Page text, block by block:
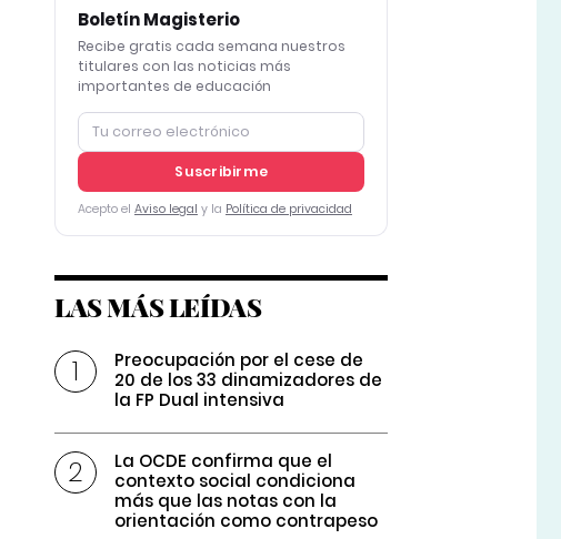
Boletín Magisterio
Recibe gratis cada semana nuestros
titulares con las noticias más
importantes de educación
Suscribirme
Acepto el Aviso legal y la Política de privacidad
LAS MÁS LEÍDAS
Preocupación por el cese de
20 de los 33 dinamizadores de
la FP Dual intensiva
La OCDE confirma que el
contexto social condiciona
más que las notas con la
orientación como contrapeso